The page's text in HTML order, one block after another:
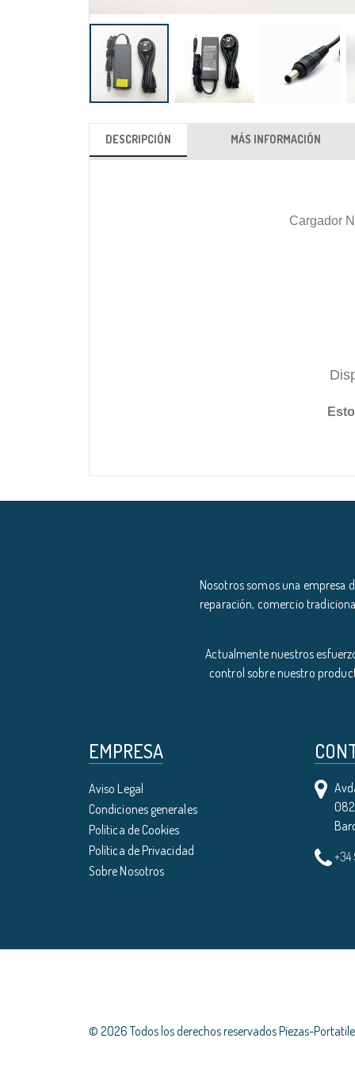
DESCRIPCIÓN
Cargador
MÁS INFORMACIÓN
Nosotros somos una empresa
reparación, comercio
Actualmente nuestros
control sobre nuestro
EMPRESA
Aviso Legal
Condiciones generales
Política de Cookies
Política de Privacidad
Sobre Nosotros
© 2026 Todos los derechos reservados Piezas-